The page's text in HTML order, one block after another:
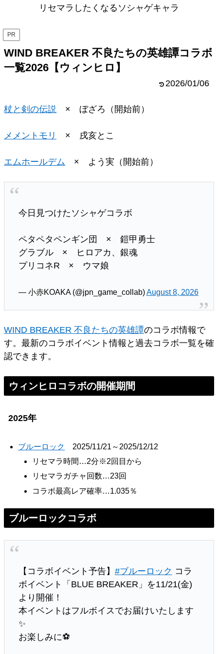
リセマラしたくなるソシャゲキャラ
PR
WIND BREAKER 不良たちの英雄譚コラボ
一覧2026【ウィンヒロ】
2026/01/06
杖と剣の伝説 × ぼざろ（開始前）
メメントモリ × 戌亥とこ
エムホールデム × よう実（開始前）
今日見つけたソシャゲコラボ
ペタペタペンギン団 × 鎧甲勇士
グラブル × ヒロアカ、銀魂
プリコネR × ウマ娘
— 小赤KOAKA (@jpn_game_collab)August 8, 2026
WIND BREAKER 不良たちの英雄譚のコラボ情報で
す。最新のコラボイベント情報と過去コラボ一覧を確
認できます。
ウィンヒロコラボの開催期間
2025年
ブルーロック
2025/11/21～2025/12/12
リセマラ時間…2分※2回目から
リセマラガチャ回数…23回
コラボ最高レア確率…1.035％
ブルーロックコラボ
【コラボイベント予告】 #ブルーロック コラ
ボイベント「BLUE BREAKER」を11/21(金)
より開催！
本イベントはフルボイスでお届けいたします
✨️
お楽しみに⚽️